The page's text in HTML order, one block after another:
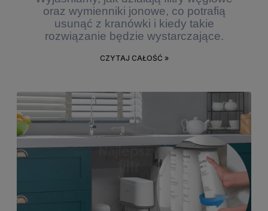
oraz wymienniki jonowe, co potrafią
usunąć z kranówki i kiedy takie
rozwiązanie będzie wystarczające.
CZYTAJ CAŁOŚĆ »